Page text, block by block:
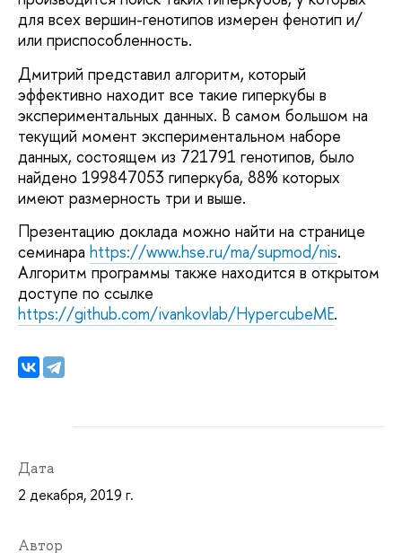
для всех вершин-генотипов измерен фенотип и/
или приспособленность.
Дмитрий представил алгоритм, который
эффективно находит все такие гиперкубы в
экспериментальных данных. В самом большом на
текущий момент экспериментальном наборе
данных, состоящем из 721791 генотипов, было
найдено 199847053 гиперкуба, 88% которых
имеют размерность три и выше.
Презентацию доклада можно найти на странице
семинара https://www.hse.ru/ma/supmod/nis.
Алгоритм программы также находится в открытом
доступе по ссылке
https://github.com/ivankovlab/HypercubeME.
Дата
2 декабря, 2019 г.
Автор